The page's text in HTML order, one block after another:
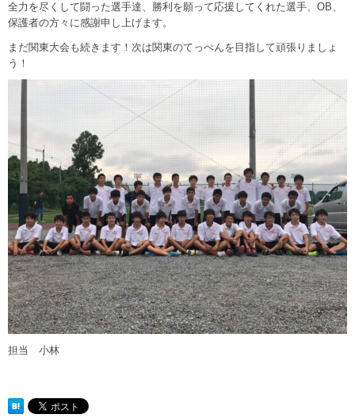
全力を尽くして闘った選手達、勝利を願って応援してくれた選手、OB、
保護者の方々に感謝申し上げます。
まだ関東大会も続きます！次は関東のてっぺんを目指して頑張りましょ
う！
担当 小林